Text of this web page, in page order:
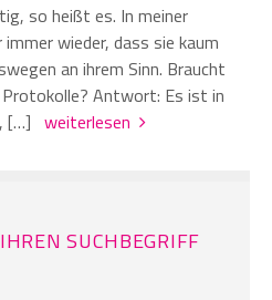
so heißt es. In meiner
wieder, dass sie kaum
an ihrem Sinn. Braucht
Antwort: Es ist in
[…] weiterlesen
SUCHBEGRIFF